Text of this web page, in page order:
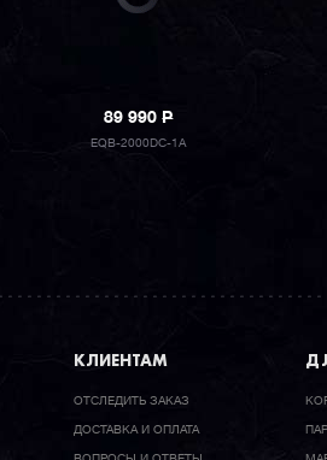
89 990P
EQB-2000DC-1A
КЛИЕНТАМ
ОТСЛЕДИТЬ ЗАКАЗ
ДОСТАВКА И ОПЛАТА